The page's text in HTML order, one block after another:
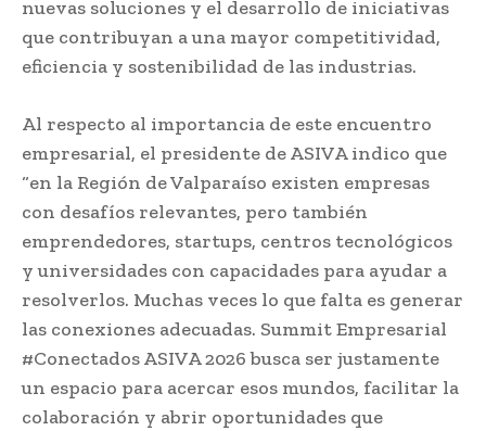
nuevas soluciones y el desarrollo de iniciativas
que contribuyan a una mayor competitividad,
eficiencia y sostenibilidad de las industrias.
Al respecto al importancia de este encuentro
empresarial, el presidente de ASIVA indico que
“en la Región de Valparaíso existen empresas
con desafíos relevantes, pero también
emprendedores, startups, centros tecnológicos
y universidades con capacidades para ayudar a
resolverlos. Muchas veces lo que falta es generar
las conexiones adecuadas. Summit Empresarial
#Conectados ASIVA 2026 busca ser justamente
un espacio para acercar esos mundos, facilitar la
colaboración y abrir oportunidades que